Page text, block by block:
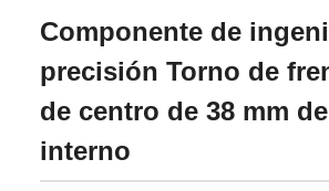
Componente de
precisión Torno de
de centro de 38 mm
interno